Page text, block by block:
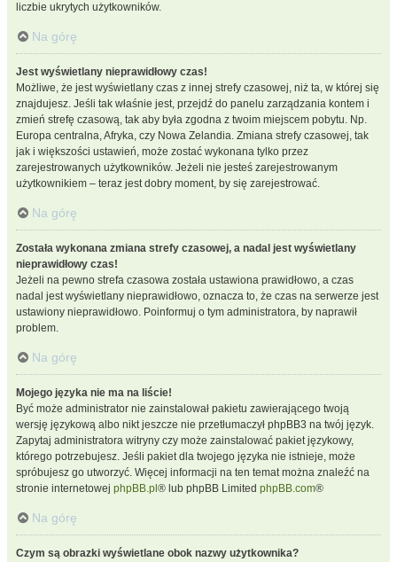
liczbie ukrytych użytkowników.
Na górę
Jest wyświetlany nieprawidłowy czas!
Możliwe, że jest wyświetlany czas z innej strefy czasowej, niż ta, w której się
znajdujesz. Jeśli tak właśnie jest, przejdź do panelu zarządzania kontem i
zmień strefę czasową, tak aby była zgodna z twoim miejscem pobytu. Np.
Europa centralna, Afryka, czy Nowa Zelandia. Zmiana strefy czasowej, tak
jak i większości ustawień, może zostać wykonana tylko przez
zarejestrowanych użytkowników. Jeżeli nie jesteś zarejestrowanym
użytkownikiem – teraz jest dobry moment, by się zarejestrować.
Na górę
Została wykonana zmiana strefy czasowej, a nadal jest wyświetlany
nieprawidłowy czas!
Jeżeli na pewno strefa czasowa została ustawiona prawidłowo, a czas
nadal jest wyświetlany nieprawidłowo, oznacza to, że czas na serwerze jest
ustawiony nieprawidłowo. Poinformuj o tym administratora, by naprawił
problem.
Na górę
Mojego języka nie ma na liście!
Być może administrator nie zainstalował pakietu zawierającego twoją
wersję językową albo nikt jeszcze nie przetłumaczył phpBB3 na twój język.
Zapytaj administratora witryny czy może zainstalować pakiet językowy,
którego potrzebujesz. Jeśli pakiet dla twojego języka nie istnieje, może
spróbujesz go utworzyć. Więcej informacji na ten temat można znaleźć na
stronie internetowej phpBB.pl ® lub phpBB Limited phpBB.com®
Na górę
Czym są obrazki wyświetlane obok nazwy użytkownika?